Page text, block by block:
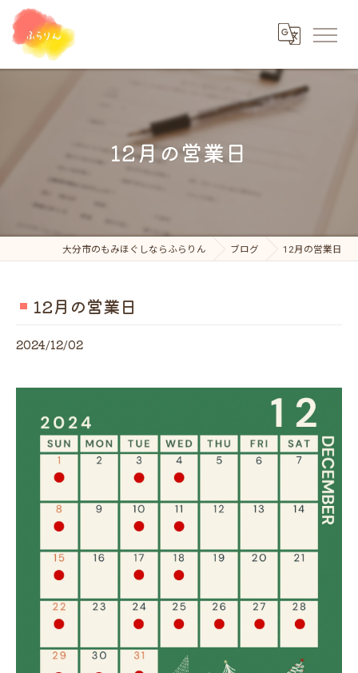
12月の営業日
大分市のもみほぐしならふらりん ブログ 12月の営業日
12月の営業日
2024/12/02